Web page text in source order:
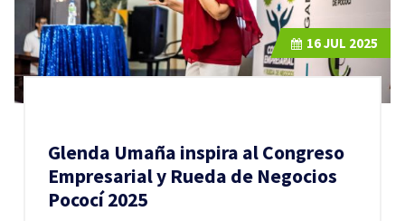
Glenda Umaña inspira al Congreso
Empresarial y Rueda de Negocios
Pococí 2025
16JUL 2025